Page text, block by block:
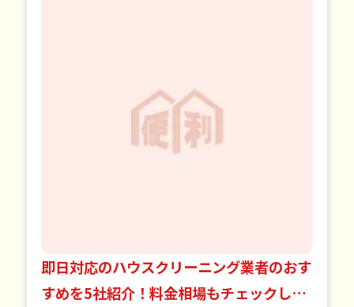
即日対応のハウスクリーニング業者のおす
すめを5社紹介！料金相場もチェックしよ